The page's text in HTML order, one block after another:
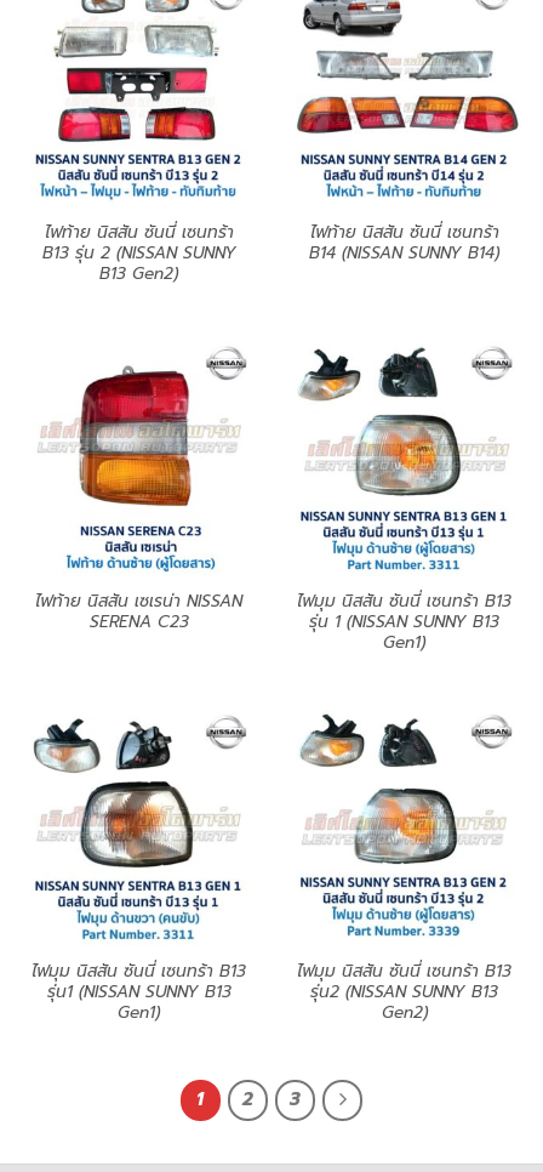
ไฟท้าย นิสสัน ซันนี่ เซนทร้า
B13 รุ่น 2 (NISSAN SUNNY
B13 Gen2)
ไฟท้าย นิสสัน ซันนี่ เซนทร้า
B14 (NISSAN SUNNY B14)
ไฟท้าย นิสสัน เซเรน่า NISSAN
SERENA C23
ไฟมุม นิสสัน ซันนี่ เซนทร้า B13
รุ่น 1 (NISSAN SUNNY B13
Gen1)
ไฟมุม นิสสัน ซันนี่ เซนทร้า B13
รุ่น1 (NISSAN SUNNY B13
Gen1)
ไฟมุม นิสสัน ซันนี่ เซนทร้า B13
รุ่น2 (NISSAN SUNNY B13
Gen2)
1 2 3